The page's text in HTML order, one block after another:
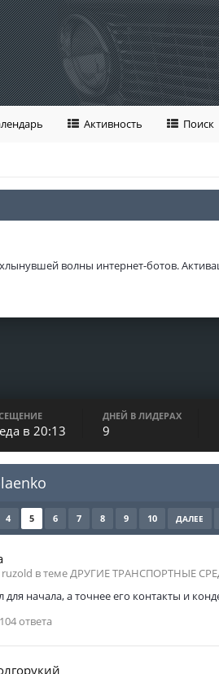
Активность Поиск
волны интернет-ботов.
в 20:13
ДНЕЙ В ЛИДЕРАХ
9
4 5 6 7 8 9 10 ДАЛЕЕ
в темеДРУГИЕ ТРАНСПОРТНЫЕ
начала, а точнее его контакты и
104 ответа